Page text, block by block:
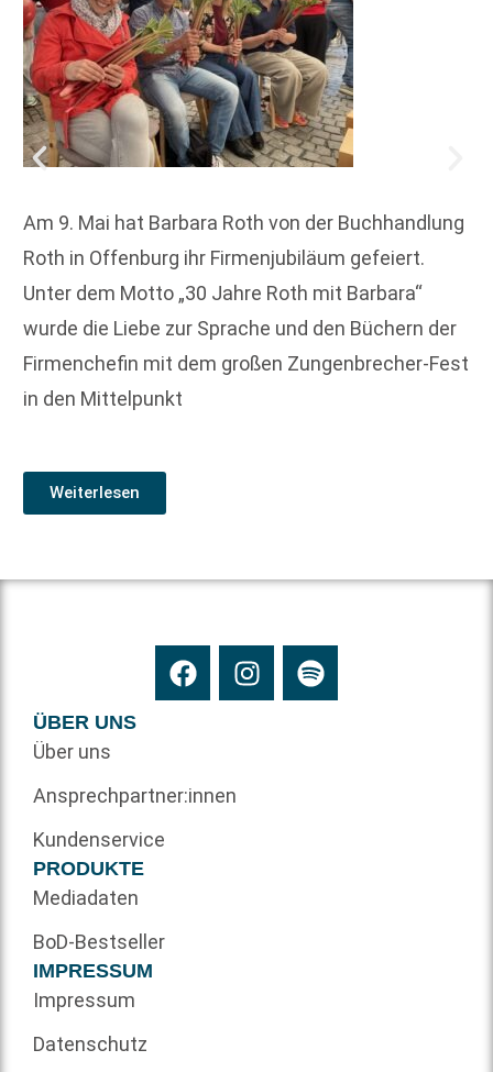
Am 9. Mai hat Barbara Roth von der Buchhandlung
Roth in Offenburg ihr Firmenjubiläum gefeiert.
Unter dem Motto „30 Jahre Roth mit Barbara“
wurde die Liebe zur Sprache und den Büchern der
Firmenchefin mit dem großen Zungenbrecher-Fest
in den Mittelpunkt
Weiterlesen
ÜBER UNS
Über uns
Ansprechpartner:innen
Kundenservice
PRODUKTE
Mediadaten
BoD-Bestseller
IMPRESSUM
Impressum
Datenschutz